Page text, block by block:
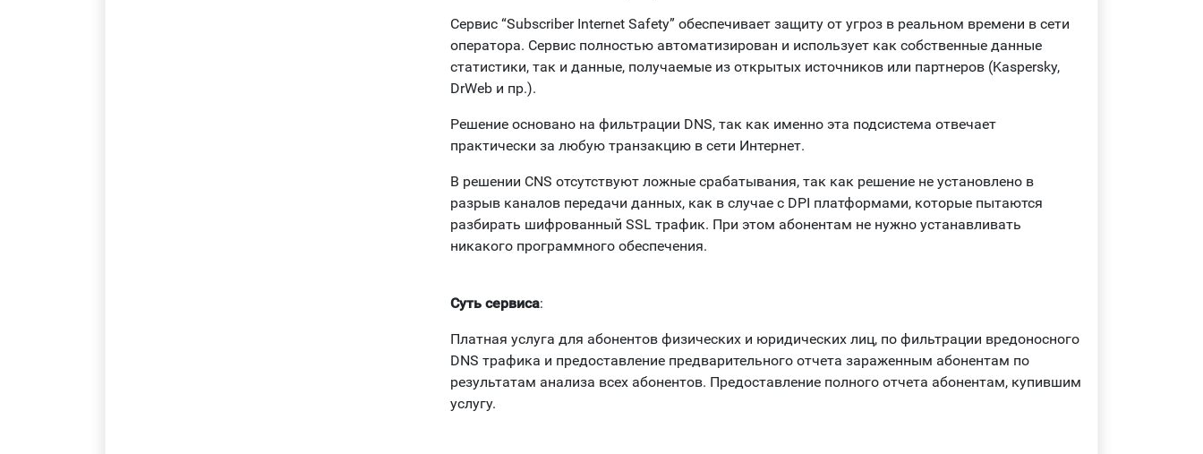
Сервис “Subscriber Internet Safety” обеспечивает защиту от угроз в реальном времени в сети
оператора. Сервис полностью автоматизирован и использует как собственные данные
статистики, так и данные, получаемые из открытых источников или партнеров (Kaspersky,
DrWeb и пр.).
Решение основано на фильтрации DNS, так как именно эта подсистема отвечает
практически за любую транзакцию в сети Интернет.
В решении CNS отсутствуют ложные срабатывания, так как решение не установлено в
разрыв каналов передачи данных, как в случае с DPI платформами, которые пытаются
разбирать шифрованный SSL трафик. При этом абонентам не нужно устанавливать
никакого программного обеспечения.
Суть сервиса:
Платная услуга для абонентов физических и юридических лиц, по фильтрации вредоносного
DNS трафика и предоставление предварительного отчета зараженным абонентам по
результатам анализа всех абонентов. Предоставление полного отчета абонентам, купившим
услугу.